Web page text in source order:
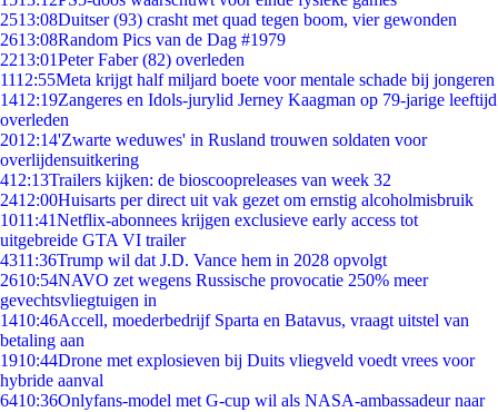
2513:08Duitser (93) crasht met quad tegen boom, vier gewonden
2613:08Random Pics van de Dag #1979
2213:01Peter Faber (82) overleden
1112:55Meta krijgt half miljard boete voor mentale schade bij jongeren
1412:19Zangeres en Idols-jurylid Jerney Kaagman op 79-jarige leeftijd
overleden
2012:14'Zwarte weduwes' in Rusland trouwen soldaten voor
overlijdensuitkering
412:13Trailers kijken: de bioscoopreleases van week 32
2412:00Huisarts per direct uit vak gezet om ernstig alcoholmisbruik
1011:41Netflix-abonnees krijgen exclusieve early access tot
uitgebreide GTA VI trailer
4311:36Trump wil dat J.D. Vance hem in 2028 opvolgt
2610:54NAVO zet wegens Russische provocatie 250% meer
gevechtsvliegtuigen in
1410:46Accell, moederbedrijf Sparta en Batavus, vraagt uitstel van
betaling aan
1910:44Drone met explosieven bij Duits vliegveld voedt vrees voor
hybride aanval
6410:36Onlyfans-model met G-cup wil als NASA-ambassadeur naar